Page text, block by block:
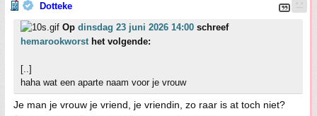
Dotteke
Op dinsdag 23 juni 2026 14:00 schreef
hemarookworsthet volgende:
[..]
haha wat een aparte naam voor je vrouw
Je man je vrouw je vriend, je vriendin, zo raar is at toch niet?